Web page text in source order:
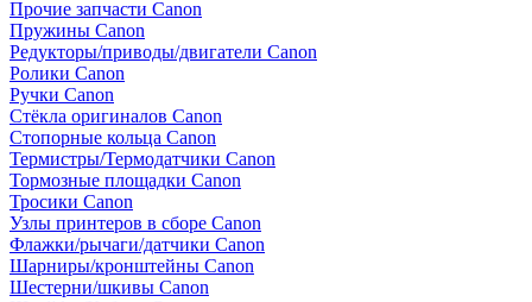
Прочие запчасти Canon
Пружины Canon
Редукторы/приводы/двигатели Canon
Ролики Canon
Ручки Canon
Стёкла оригиналов Canon
Стопорные кольца Canon
Термистры/Термодатчики Canon
Тормозные площадки Canon
Тросики Canon
Узлы принтеров в сборе Canon
Флажки/рычаги/датчики Canon
Шарниры/кронштейны Canon
Шестерни/шкивы Canon